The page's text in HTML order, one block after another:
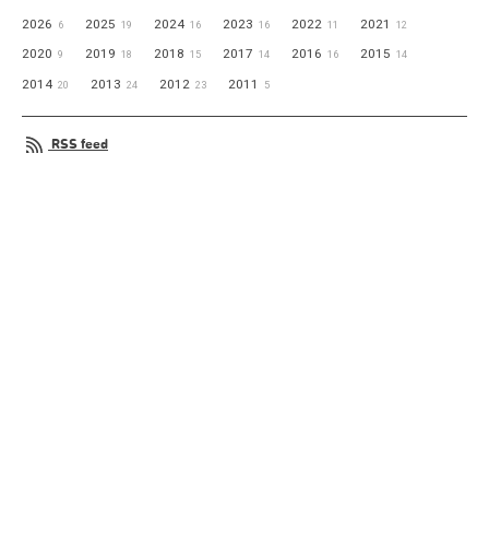
2026 6 2025 19 2024 16 2023 16 2022 11 2021 12
2020 9 2019 18 2018 15 2017 14 2016 16 2015 14
2014 20 2013 24 2012 23 2011 5
RSS feed